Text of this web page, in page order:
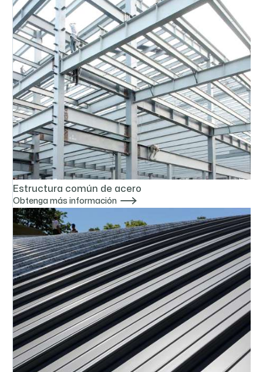
Estructura común de acero
Obtenga más información 